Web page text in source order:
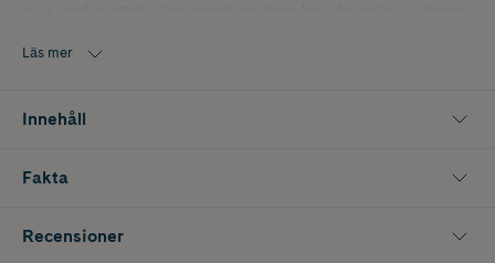
förbättra din applicering av ögonmakeup kommer denna ögonpenna
allt du vill ha i en penna!
Läs mer
Innehåll
Fakta
Recensioner